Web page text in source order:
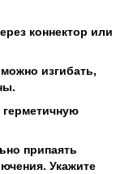
коннектор или
изгибать,
припаять
Укажите